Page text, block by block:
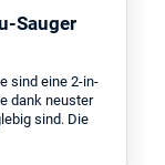
Sauger
sind eine 2-in-
dank neuster
sind. Die